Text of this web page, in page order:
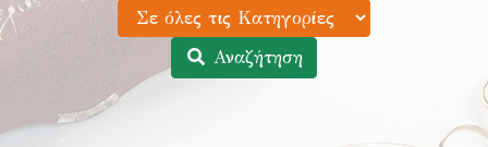
Αναζήτηση